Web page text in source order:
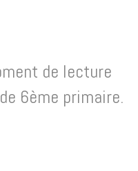
de lecture
6ème primaire.